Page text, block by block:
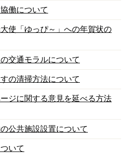
働について
使「ゆっぴ～」への年賀状の
交通モラルについて
の清掃方法について
ジに関する意見を延べる方法
公共施設設置について
いて